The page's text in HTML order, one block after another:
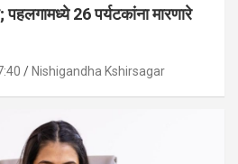
26 पर्यटकांना मारणारे
Nishigandha Kshirsagar